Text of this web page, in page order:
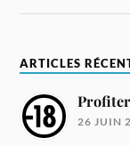
ARTICLES
Profiter
26 JUIN